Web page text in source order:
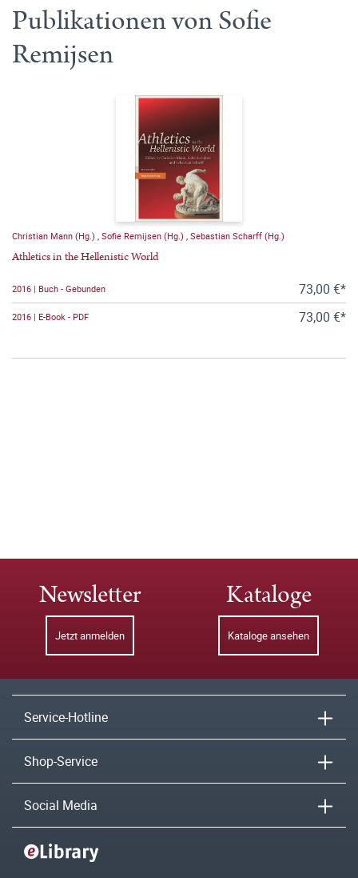
Publikationen von Sofie
Remijsen
Christian Mann (Hg.) Sofie Remijsen (Hg.) Sebastian Scharff (Hg.)
Athletics in the Hellenistic World
2016 | Buch - Gebunden 73,00 €*
2016 | E-Book - PDF 73,00 €*
Newsletter
Jetzt anmelden
Kataloge
Kataloge ansehen
Service-Hotline
Shop-Service
Social Media